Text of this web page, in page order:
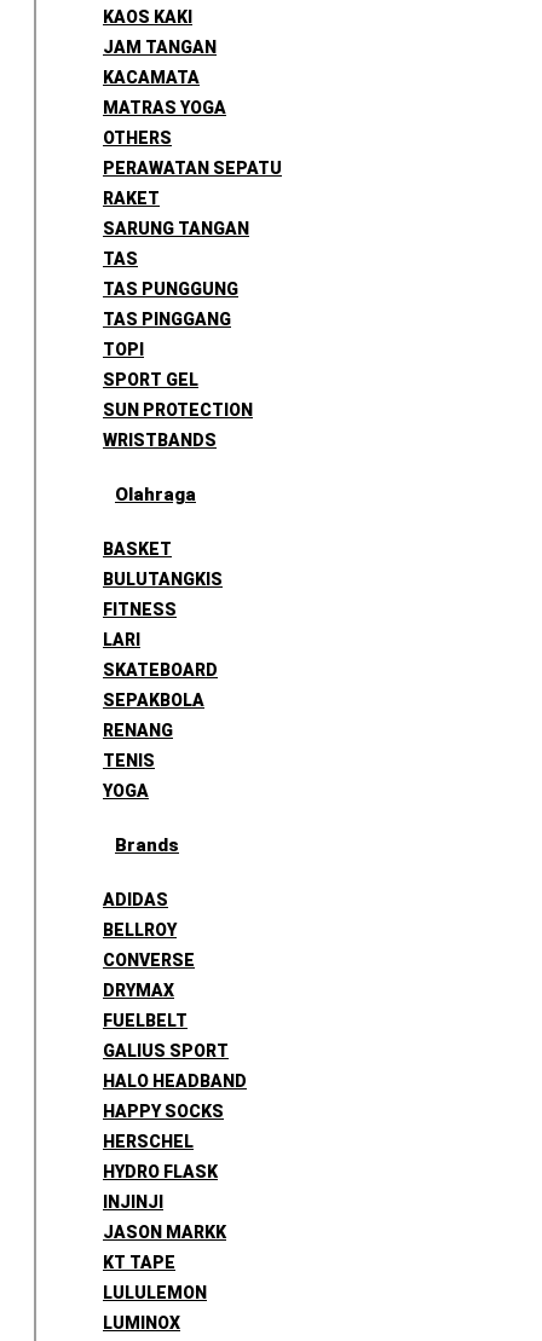
KAOS KAKI
JAM TANGAN
KACAMATA
MATRAS YOGA
OTHERS
PERAWATAN SEPATU
RAKET
SARUNG TANGAN
TAS
TAS PUNGGUNG
TAS PINGGANG
TOPI
SPORT GEL
SUN PROTECTION
WRISTBANDS
Olahraga
BASKET
BULUTANGKIS
FITNESS
LARI
SKATEBOARD
SEPAKBOLA
RENANG
TENIS
YOGA
Brands
ADIDAS
BELLROY
CONVERSE
DRYMAX
FUELBELT
GALIUS SPORT
HALO HEADBAND
HAPPY SOCKS
HERSCHEL
HYDRO FLASK
INJINJI
JASON MARKK
KT TAPE
LULULEMON
LUMINOX